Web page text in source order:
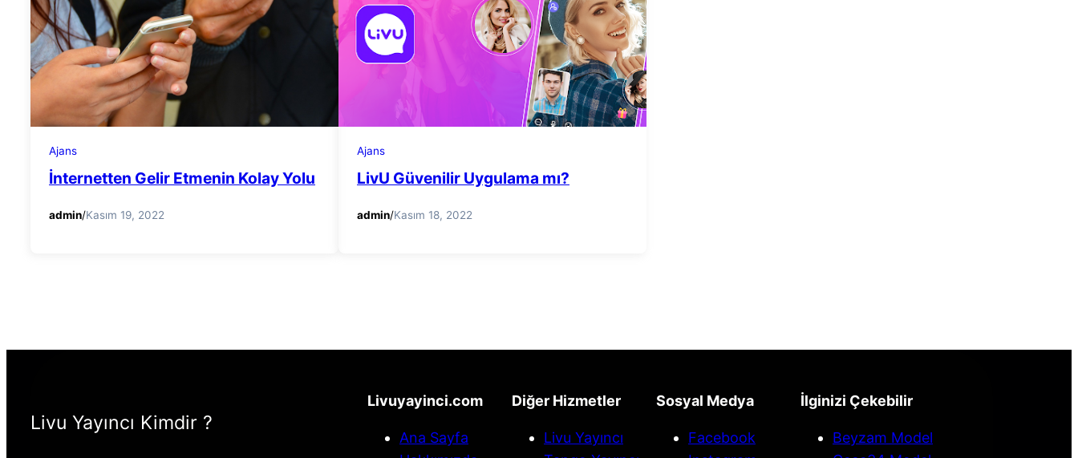
Ajans
İnternetten Gelir Etmenin Kolay Yolu
admin/Kasım 19, 2022
Ajans
LivU Güvenilir Uygulama mı?
admin/Kasım 18, 2022
Livu Yayıncı Kimdir ?
Livuyayinci.com
Ana Sayfa
Diğer Hizmetler
Livu Yayıncı
Sosyal Medya
Facebook
İlginizi Çekebilir
Beyzam Model